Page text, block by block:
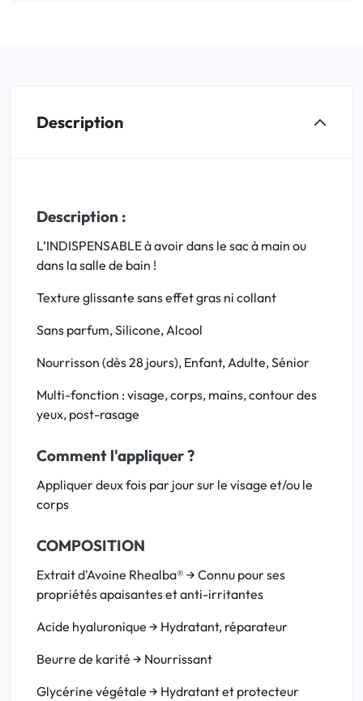
Description
Description :
L’INDISPENSABLE à avoir dans le sac à main ou
dans la salle de bain !
Texture glissante sans effet gras ni collant
Sans parfum, Silicone, Alcool
Nourrisson (dès 28 jours), Enfant, Adulte, Sénior
Multi-fonction : visage, corps, mains, contour des
yeux, post-rasage
Comment l'appliquer ?
Appliquer deux fois par jour sur le visage et/ou le
corps
COMPOSITION
Extrait d'Avoine Rhealba® → Connu pour ses
propriétés apaisantes et anti-irritantes
Acide hyaluronique → Hydratant, réparateur
Beurre de karité → Nourrissant
Glycérine végétale → Hydratant et protecteur